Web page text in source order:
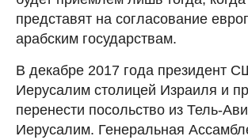
представят на согласование
арабским государствам.
В декабре 2017 года президент
Иерусалим столицей Израиля и
перенести посольство из Тель-
Иерусалим. Генеральная